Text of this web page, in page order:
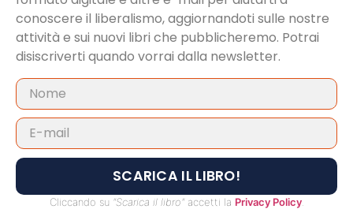
conoscere il liberalismo, aggiornandoti sulle nostre
attività e sui nuovi libri che pubblicheremo. Potrai
disiscriverti quando vorrai dalla newsletter.
SCARICA IL LIBRO!
Cliccando su "Scarica il libro"accetti la Privacy Policy.